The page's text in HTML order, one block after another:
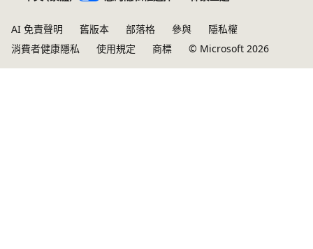
AI 免責聲明 舊版本 部落格 參與
隱私權
消費者健康隱私
使用規定 商標 © Microsoft 2026